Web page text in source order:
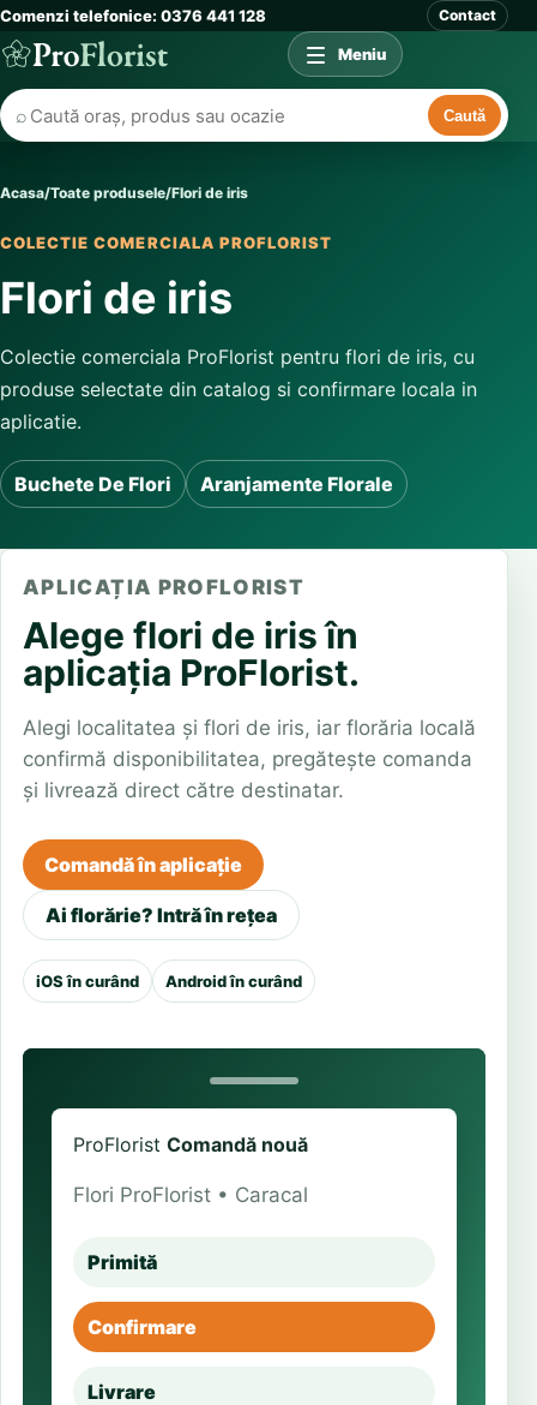
Comenzi telefonice: 0376 441 128 Contact
⌕ Caută
Meniu
Acasa/Toate produsele/Flori de iris
COLECTIE COMERCIALA PROFLORIST
Flori de iris
Colectie comerciala ProFlorist pentru flori de iris, cu
produse selectate din catalog si confirmare locala in
aplicatie.
Buchete De Flori Aranjamente Florale
APLICAȚIA PROFLORIST
Alege flori de iris în
aplicația ProFlorist.
Alegi localitatea și flori de iris, iar florăria locală
confirmă disponibilitatea, pregătește comanda
și livrează direct către destinatar.
Comandă în aplicație
Ai florărie? Intră în rețea
iOS în curând Android în curând
ProFlorist Comandă nouă
Flori ProFlorist • Caracal
Primită
Confirmare
Livrare